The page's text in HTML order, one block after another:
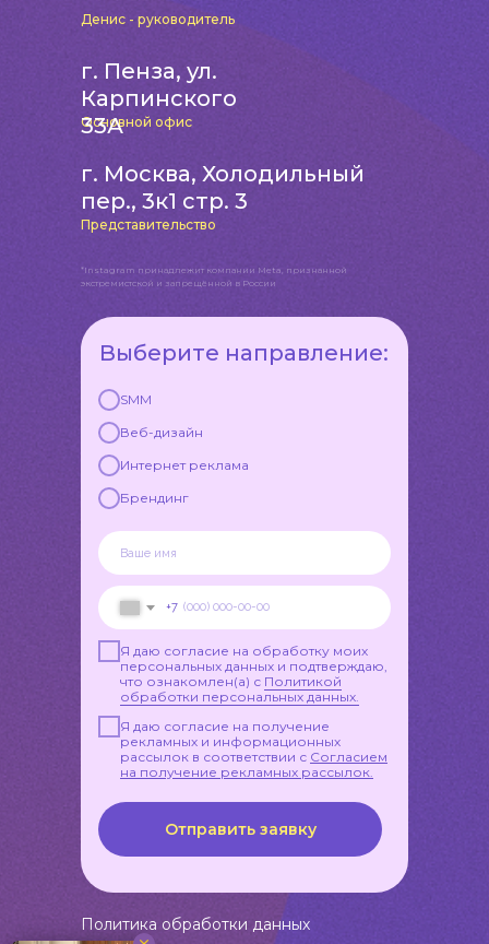
Представительство
г. Москва, Холодильный
пер., 3к1 стр. 3
Основной офис
г. Пенза, ул.
Карпинского
33А
Денис - руководитель
SMM
Веб-дизайн
Интернет реклама
Брендинг
+7
Я даю согласие на обработку моих
персональных данных и подтверждаю,
что ознакомлен(а) с Политикой
обработки персональных данных.
Я даю согласие на получение
рекламных и информационных
рассылок в соответствии с Согласием
на получение рекламных рассылок.
Отправить заявку
Выберите направление:
*Instagram принадлежит компании Meta, признанной
экстремистской и запрещённой в России
Политика обработки данных